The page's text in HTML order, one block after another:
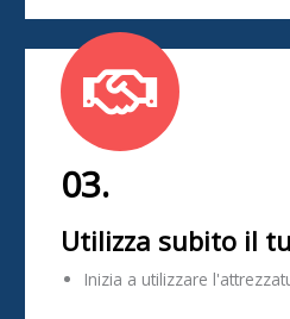
03.
Utilizza subito il
Inizia a utilizzare